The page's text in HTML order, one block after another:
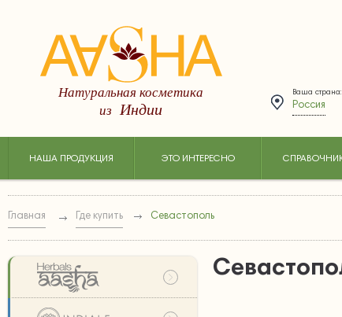
Натуральная косметика
из Индии
Ваша страна:
Россия
НАША ПРОДУКЦИЯ ЭТО ИНТЕРЕСНО СПРАВОЧНИК
Главная Где купить Севастополь